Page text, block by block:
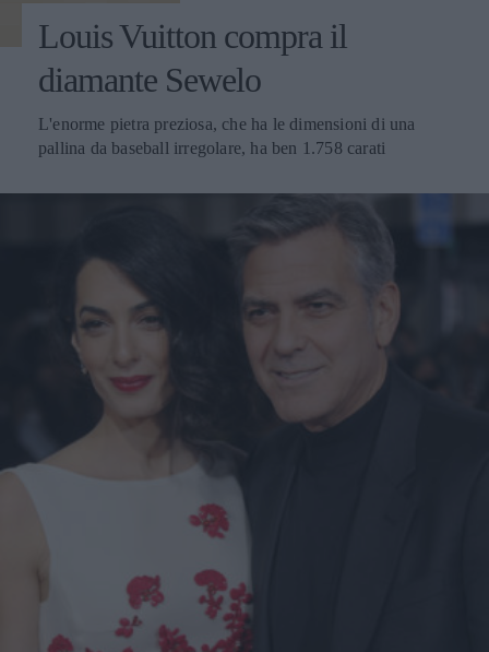
Louis Vuitton compra il
diamante Sewelo
L'enorme pietra preziosa, che ha le dimensioni di una
pallina da baseball irregolare, ha ben 1.758 carati